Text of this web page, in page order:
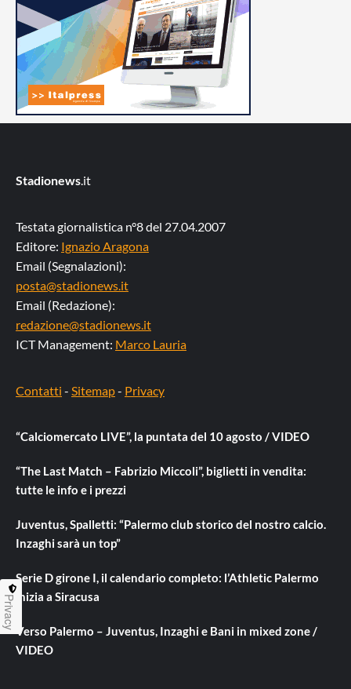
Stadionews.it
Testata giornalistica n°8 del 27.04.2007
Editore: Ignazio Aragona
Email (Segnalazioni):
posta@stadionews.it
Email (Redazione):
redazione@stadionews.it
ICT Management: Marco Lauria
Contatti - Sitemap- Privacy
“Calciomercato LIVE”, la puntata del 10 agosto / VIDEO
“The Last Match – Fabrizio Miccoli”, biglietti in vendita:
tutte le info e i prezzi
Juventus, Spalletti: “Palermo club storico del nostro calcio.
Inzaghi sarà un top”
Serie D girone I, il calendario completo: l’Athletic Palermo
inizia a Siracusa
Verso Palermo – Juventus, Inzaghi e Bani in mixed zone /
VIDEO
Privacy